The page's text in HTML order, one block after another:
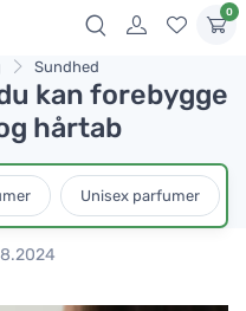
0
Sundhed
kan forebygge
hårtab
Unisex parfumer